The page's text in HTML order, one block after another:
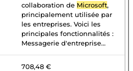
collaboration de Microsoft,
principalement utilisée par
les entreprises. Voici les
principales fonctionnalités :
Messagerie d'entreprise...
708,48 €